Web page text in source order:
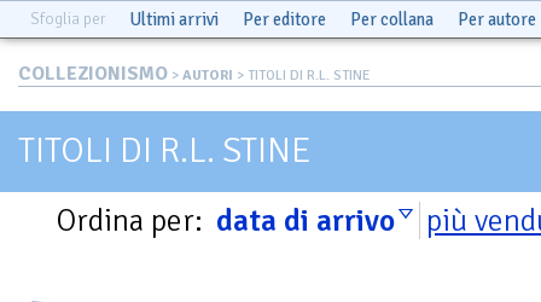
Sfoglia per Ultimi arrivi Per editore Per collana Per autore
COLLEZIONISMO > AUTORI > TITOLI DI R.L. STINE
TITOLI DI R.L. STINE
Ordina per: data di arrivo più